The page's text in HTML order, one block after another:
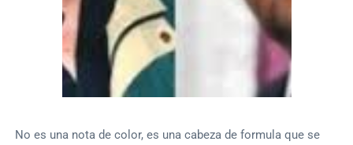
No es una nota de color, es una cabeza de formula que se